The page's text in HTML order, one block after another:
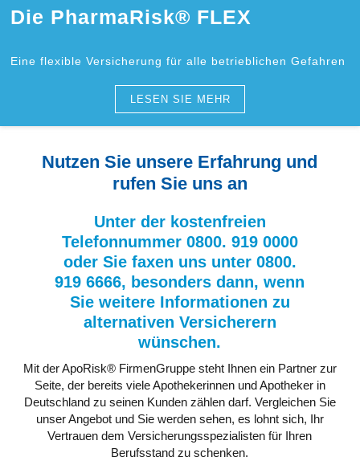
Die PharmaRisk® FLEX
Eine flexible Versicherung für alle betrieblichen Gefahren
LESEN SIE MEHR
Nutzen Sie unsere Erfahrung und
rufen Sie uns an
Unter der kostenfreien
Telefonnummer 0800. 919 0000
oder Sie faxen uns unter 0800.
919 6666, besonders dann, wenn
Sie weitere Informationen zu
alternativen Versicherern
wünschen.
Mit der ApoRisk® FirmenGruppe steht Ihnen ein Partner zur
Seite, der bereits viele Apothekerinnen und Apotheker in
Deutschland zu seinen Kunden zählen darf. Vergleichen Sie
unser Angebot und Sie werden sehen, es lohnt sich, Ihr
Vertrauen dem Versicherungsspezialisten für Ihren
Berufsstand zu schenken.